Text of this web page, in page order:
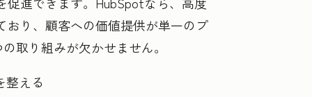
おり、顧客への価値提供が単一のプ
取り組みが欠かせません。
整える